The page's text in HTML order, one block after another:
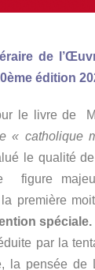
de
édition
le livre de
« catholique
le qualité
figure
première
spéciale.
par la
la pensée de